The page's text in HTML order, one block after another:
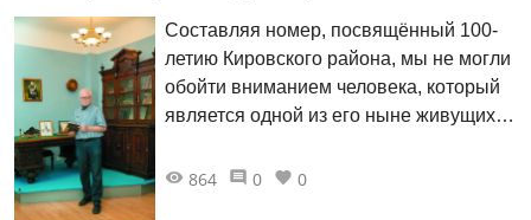
Составляя номер, посвящённый 100-
летию Кировского района, мы не могли
обойти вниманием человека, который
является одной из его ныне живущих
энциклопедией» — как говорят в
864 0 0